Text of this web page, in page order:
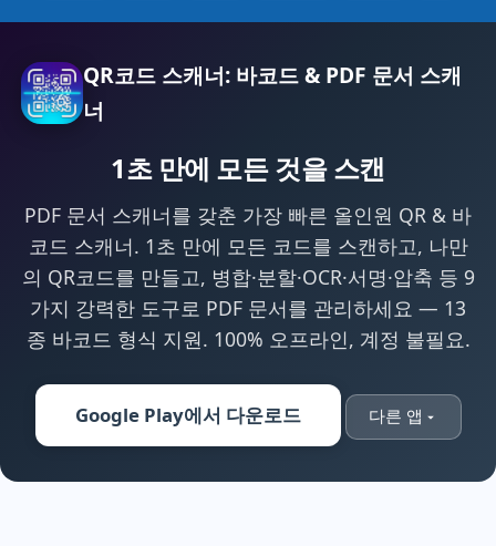
QR코드 스캐너: 바코드 & PDF 문서 스캐
너
1초 만에 모든 것을 스캔
PDF 문서 스캐너를 갖춘 가장 빠른 올인원 QR & 바
코드 스캐너. 1초 만에 모든 코드를 스캔하고, 나만
의 QR코드를 만들고, 병합·분할·OCR·서명·압축 등 9
가지 강력한 도구로 PDF 문서를 관리하세요 — 13
종 바코드 형식 지원. 100% 오프라인, 계정 불필요.
Google Play에서 다운로드 다른 앱